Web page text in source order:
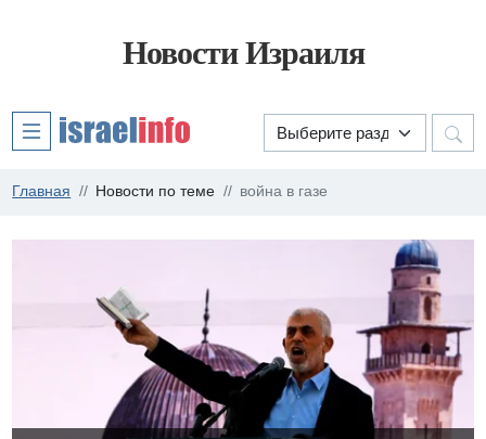
Новости Израиля
Главная Новости по теме война в газе